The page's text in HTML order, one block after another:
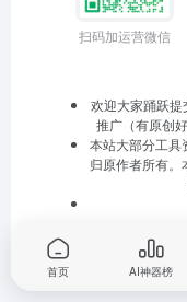
扫码加运营微信
欢迎大家踊跃
推广（有原创
本站大部分工具
归原作者所有
首页 AI神器榜